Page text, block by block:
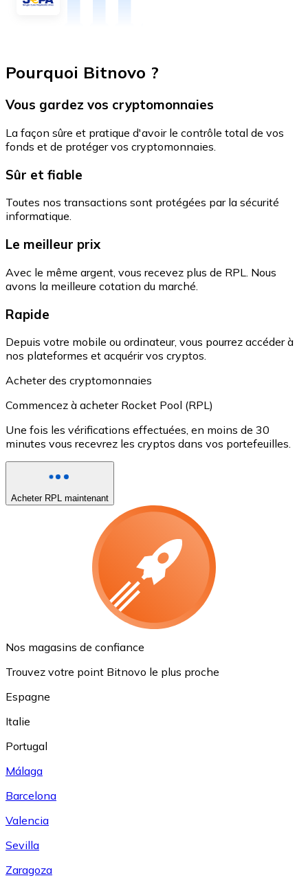
Pourquoi Bitnovo ?
Vous gardez vos cryptomonnaies
La façon sûre et pratique d'avoir le contrôle total de vos
fonds et de protéger vos cryptomonnaies.
Sûr et fiable
Toutes nos transactions sont protégées par la sécurité
informatique.
Le meilleur prix
Avec le même argent, vous recevez plus de RPL. Nous
avons la meilleure cotation du marché.
Rapide
Depuis votre mobile ou ordinateur, vous pourrez accéder à
nos plateformes et acquérir vos cryptos.
Acheter des cryptomonnaies
Commencez à acheter Rocket Pool (RPL)
Une fois les vérifications effectuées, en moins de 30
minutes vous recevrez les cryptos dans vos portefeuilles.
Acheter RPL maintenant
Nos magasins de confiance
Trouvez votre point Bitnovo le plus proche
Espagne
Italie
Portugal
Málaga
Barcelona
Valencia
Sevilla
Zaragoza